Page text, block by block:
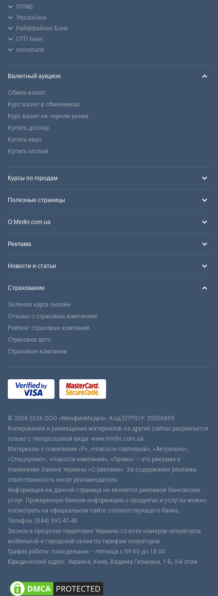
ПУМБ
Укргазбанк
Райффайзен Банк
ОТП банк
monobank
Валютный аукцион
Обмен валют
Курс валют в обменниках
Курс валют на черном рынке
Купить доллар
Купить евро
Купить злотый
Курсы по городам
Полезные страницы
О Minfin.com.ua
Реклама
Новости и статьи
Страхование
Зеленая карта онлайн
Отзывы о страховых компаниях
Рейтинг страховых компаний
Страховка авто
Страховые компании
© 2008-2026 ООО «МинфинМедиа». Код ЕГРПОУ: 35506859
Копирование и размещение материалов на других сайтах разрешается
только с гиперссылкой вида: www.minfin.com.ua
Материалы с пометками «Р», «Новости партнёров», «Актуально»,
«Спецпроект», «Новости компаний», «Промо» – это реклама в
понимании Закона Украины «О рекламе». За содержание рекламы
ответственность несёт рекламодатель.
Информация на данной странице не является рекламой банковских
услуг. Проверенную банком информацию о продуктах и услугах можно
посмотреть на официальном сайте соответствующего банка.
Телефон: (044) 392-47-40
Звонок в пределах территории Украины со всех номеров операторов
мобильной и городской связи по тарифам операторов
График работы: понедельник – пятница с 09:00 до 18:00
Юридический адрес: Украина, Киев, Вадима Гетьмана, 1-Б, 3-й этаж